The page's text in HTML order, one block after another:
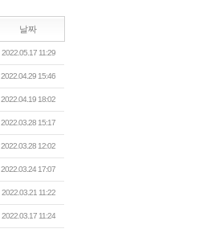
날짜
2022.05.17 11:29
2022.04.29 15:46
2022.04.19 18:02
2022.03.28 15:17
2022.03.28 12:02
2022.03.24 17:07
2022.03.21 11:22
2022.03.17 11:24